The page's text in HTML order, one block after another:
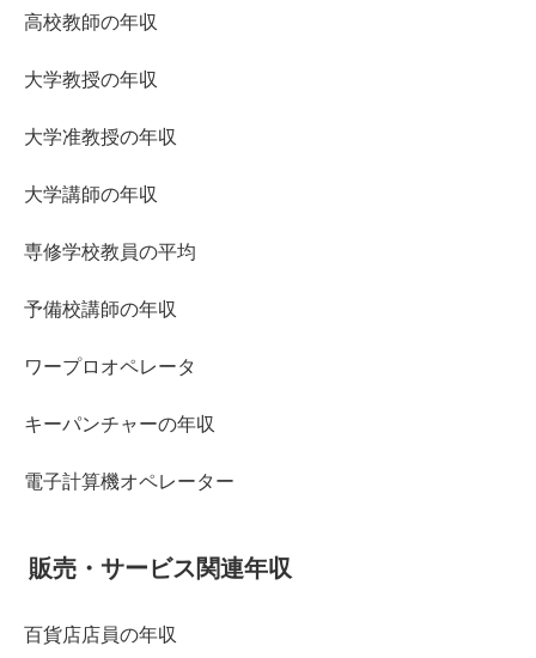
高校教師の年収
大学教授の年収
大学准教授の年収
大学講師の年収
専修学校教員の平均
予備校講師の年収
ワープロオペレータ
キーパンチャーの年収
電子計算機オペレーター
販売・サービス関連年収
百貨店店員の年収